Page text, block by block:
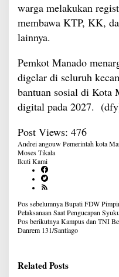
warga melakukan
membawa KTP, KK,
lainnya.
Pemkot Manado
digelar di seluruh
bantuan sosial di Kota
digital pada 2027.
Post Views: 476
Andrei angouwPemerintah kota
MosesTikala
Ikuti Kami
Navigasi
pos
Pos sebelumnyaBupati FDW
Pelaksanaan Saat Pengucapan
Pos berikutnyaKampus dan TNI
Danrem 131/Santiago
Related Posts